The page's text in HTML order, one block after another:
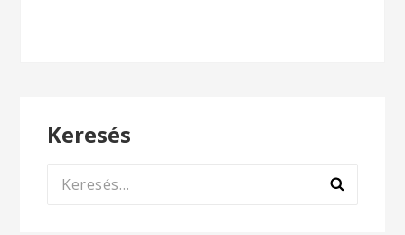
Keresés
Keresés: